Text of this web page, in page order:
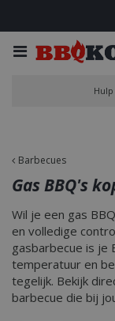
Barbecues
Hulp
Gas BBQ's
Wil je een gas
en volledige
gasbarbecue is je
temperatuur en
tegelijk. Bekijk
barbecue die bij